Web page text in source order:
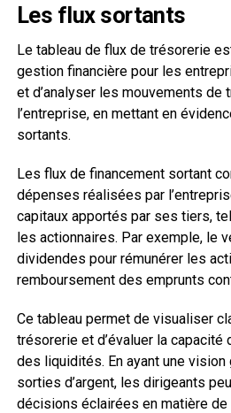
Les flux sortants
Le tableau de flux de trésorerie
gestion financière pour les
et d’analyser les mouvements de
l’entreprise, en mettant en
sortants.
Les flux de financement sortant
dépenses réalisées par
capitaux apportés par ses tiers,
les actionnaires. Par exemple, le
dividendes pour rémunérer les
remboursement des emprunts
Ce tableau permet de visualiser
trésorerie et d’évaluer la capacité
des liquidités. En ayant une
sorties d’argent, les dirigeants
décisions éclairées en matière de